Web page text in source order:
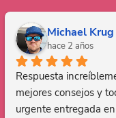
Michael Krug
hace 2 años
Respuesta
mejores consejos y
urgente entregada